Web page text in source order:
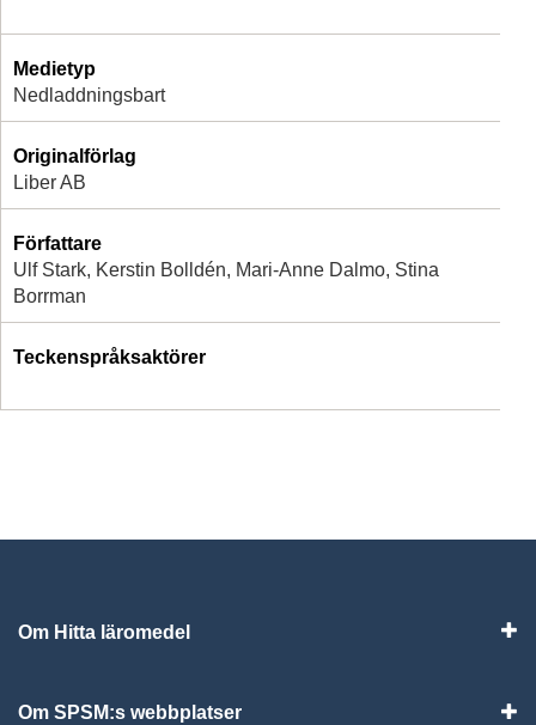
Medietyp
Nedladdningsbart
Originalförlag
Liber AB
Författare
Ulf Stark, Kerstin Bolldén, Mari-Anne Dalmo, Stina
Borrman
Teckenspråksaktörer
Om Hitta läromedel
Om SPSM:s webbplatser